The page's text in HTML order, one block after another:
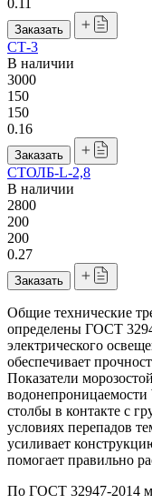
Заказать
СТ-3
В наличии
3000
150
150
0.16
Заказать
СТОЛБ-L-2,8
В наличии
2800
200
200
0.27
Заказать
Общие технические
определены ГОСТ
электрического
обеспечивает
Показатели
водонепроницаемости
столбы в контакте с
условиях перепадов
усиливает
помогает правильно
По ГОСТ 32947-2014